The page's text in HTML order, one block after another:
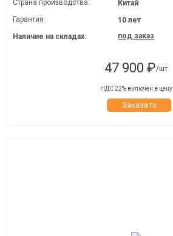
Страна производства:
Китай
Гарантия:
10 лет
Наличие на складах:
под заказ
47 900 ₽/шт
НДС 22% включен в цену
Заказать